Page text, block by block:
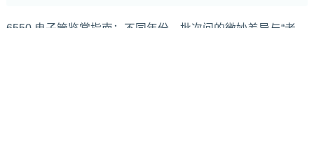
6550 电子管鉴赏指南：不同年份、批次间的微妙差异与“老